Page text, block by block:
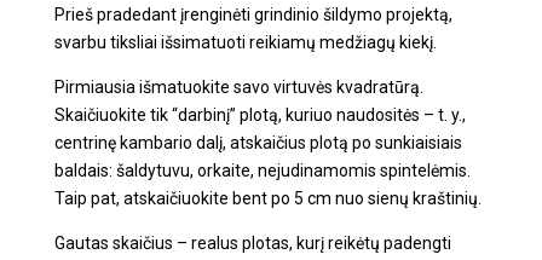
Prieš pradedant įrenginėti grindinio šildymo projektą,
svarbu tiksliai išsimatuoti reikiamų medžiagų kiekį.
Pirmiausia išmatuokite savo virtuvės kvadratūrą.
Skaičiuokite tik “darbinį” plotą, kuriuo naudositės – t. y.,
centrinę kambario dalį, atskaičius plotą po sunkiaisiais
baldais: šaldytuvu, orkaite, nejudinamomis spintelėmis.
Taip pat, atskaičiuokite bent po 5 cm nuo sienų kraštinių.
Gautas skaičius – realus plotas, kurį reikėtų padengti